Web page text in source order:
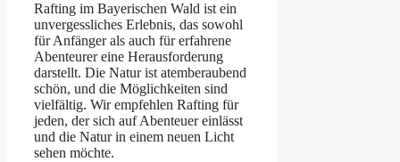
Rafting im Bayerischen Wald ist ein
unvergessliches Erlebnis, das sowohl
für Anfänger als auch für erfahrene
Abenteurer eine Herausforderung
darstellt. Die Natur ist atemberaubend
schön, und die Möglichkeiten sind
vielfältig. Wir empfehlen Rafting für
jeden, der sich auf Abenteuer einlässt
und die Natur in einem neuen Licht
sehen möchte.